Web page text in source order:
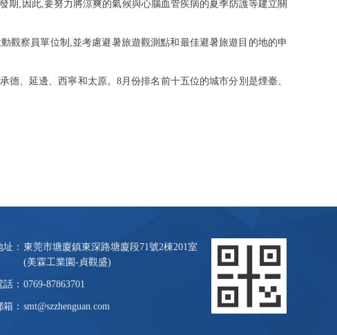
期,因此,要努力將涼爽的氣候與心腦血管疾病的夏季防護等建立關
觀察員單位制,並考慮避暑旅遊觀測點和最佳避暑旅遊目的地的申
德、延邊、西寧和太原。8月份排名前十五位的城市分別是煙臺、
址： 東莞市塘廈鎮東深路塘廈段71號2棟201室
(美霖工業園-貞觀盛)
話： 0769-87863701
箱： smt@szzhenguan.com